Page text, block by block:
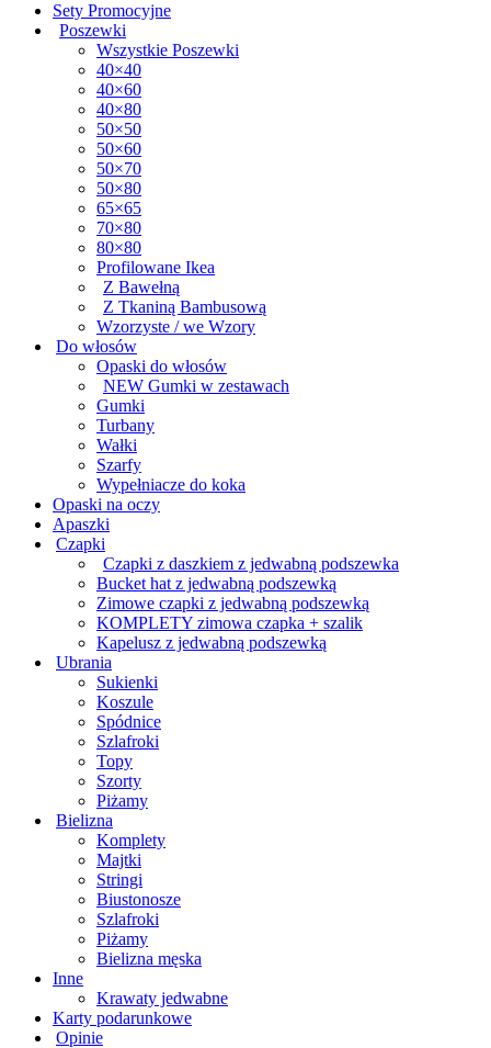
Sety Promocyjne
Poszewki
Wszystkie Poszewki
40×40
40×60
40×80
50×50
50×60
50×70
50×80
65×65
70×80
80×80
Profilowane Ikea
Z Bawełną
Z Tkaniną Bambusową
Wzorzyste / we Wzory
Do włosów
Opaski do włosów
NEW Gumki w zestawach
Gumki
Turbany
Wałki
Szarfy
Wypełniacze do koka
Opaski na oczy
Apaszki
Czapki
Czapki z daszkiem z jedwabną podszewka
Bucket hat z jedwabną podszewką
Zimowe czapki z jedwabną podszewką
KOMPLETY zimowa czapka + szalik
Kapelusz z jedwabną podszewką
Ubrania
Sukienki
Koszule
Spódnice
Szlafroki
Topy
Szorty
Piżamy
Bielizna
Komplety
Majtki
Stringi
Biustonosze
Szlafroki
Piżamy
Bielizna męska
Inne
Krawaty jedwabne
Karty podarunkowe
Opinie